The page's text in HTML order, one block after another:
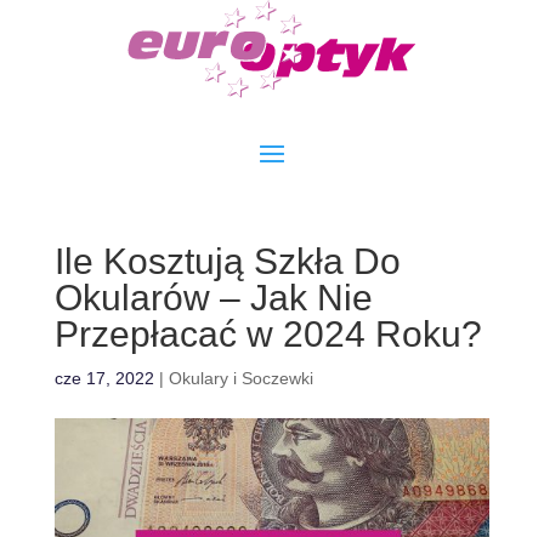
Ile Kosztują Szkła Do
Okularów – Jak Nie
Przepłacać w 2024 Roku?
cze 17, 2022 | Okulary i Soczewki